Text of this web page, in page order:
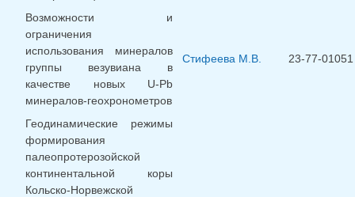
Возможности и
ограничения
использования минералов
группы везувиана в
качестве новых U-Pb
минералов-геохронометров
Стифеева М.В. 23-77-01051
Геодинамические режимы
формирования
палеопротерозойской
континентальной коры
Кольско-Норвежской